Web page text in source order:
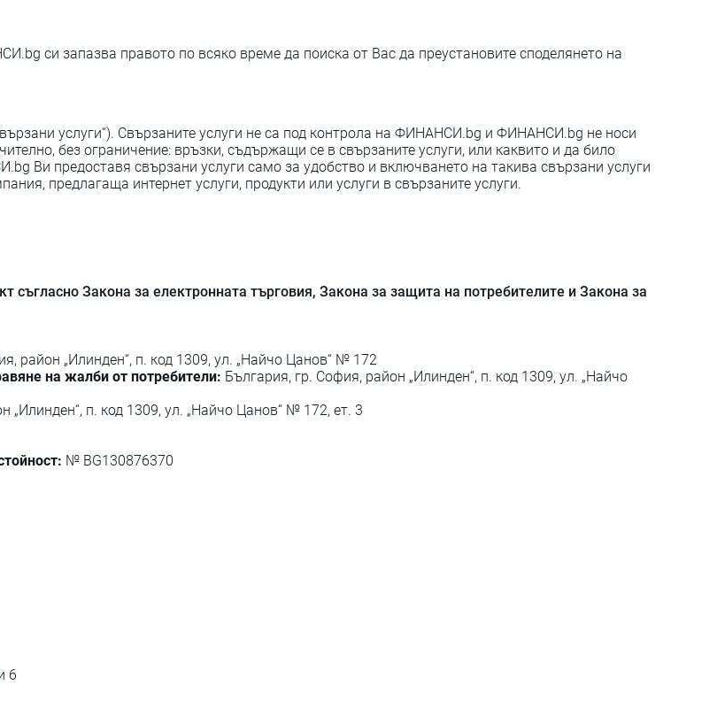
си запазва правото по всяко време да поиска от Вас да преустановите споделянето на
услуги“). Свързаните услуги не са под контрола на ФИНАНСИ.bg и ФИНАНСИ.bg не носи
без ограничение: връзки, съдържащи се в свързаните услуги, или каквито и да било
Ви предоставя свързани услуги само за удобство и включването на такива свързани услуги
предлагаща интернет услуги, продукти или услуги в свързаните услуги.
съгласно Закона за електронната търговия, Закона за защита на потребителите и Закона за
район „Илинден“, п. код 1309, ул. „Найчо Цанов“ № 172
на жалби от потребители: България, гр. София, район „Илинден“, п. код 1309, ул. „Найчо
„Илинден“, п. код 1309, ул. „Найчо Цанов“ № 172, ет. 3
№ BG130876370
6